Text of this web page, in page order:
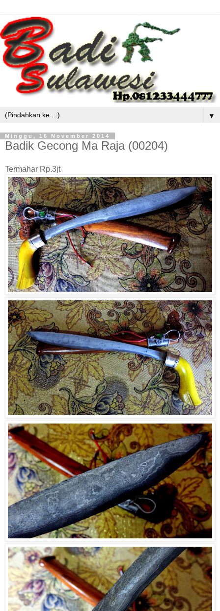
▼
Minggu, 16 November 2014
Badik Gecong Ma Raja (00204)
Termahar Rp.3jt